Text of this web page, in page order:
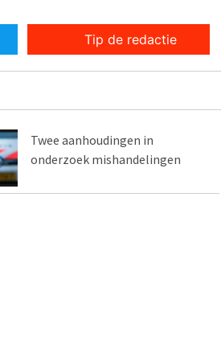
Tip de redactie
Twee aanhoudingen in
onderzoek mishandelingen